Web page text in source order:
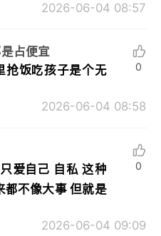
2026-06-04 08:57
占便宜
抢饭吃孩子是个无
2026-06-04 08:58
0
爱自己 自私 这种
都不像大事 但就是
2026-06-04 09:09
0